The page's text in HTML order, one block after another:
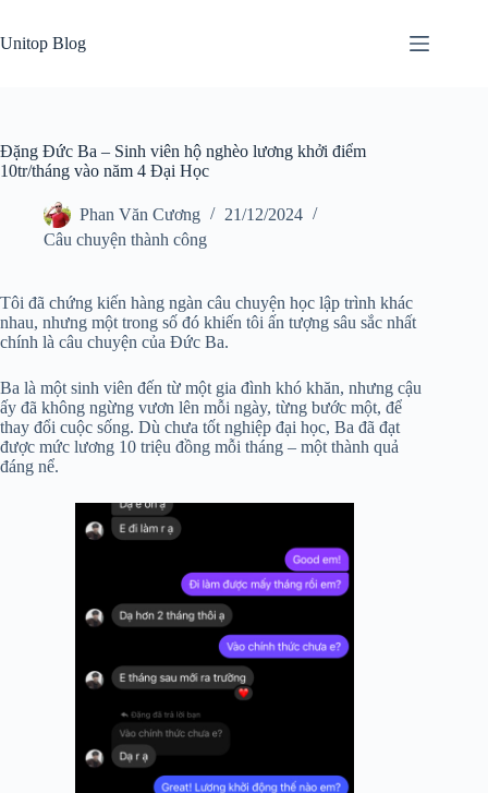
content
Unitop Blog
Đặng Đức Ba – Sinh viên hộ nghèo lương khởi điểm
10tr/tháng vào năm 4 Đại Học
Phan Văn Cương
21/12/2024
Câu chuyện thành công
Tôi đã chứng kiến hàng ngàn câu chuyện học lập trình khác
nhau, nhưng một trong số đó khiến tôi ấn tượng sâu sắc nhất
chính là câu chuyện của Đức Ba.
Ba là một sinh viên đến từ một gia đình khó khăn, nhưng cậu
ấy đã không ngừng vươn lên mỗi ngày, từng bước một, để
thay đổi cuộc sống. Dù chưa tốt nghiệp đại học, Ba đã đạt
được mức lương 10 triệu đồng mỗi tháng – một thành quả
đáng nể.